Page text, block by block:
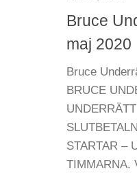
Bruce
maj 2020
Bruce
BRUCE
STARTAR –
TIMMARNA.